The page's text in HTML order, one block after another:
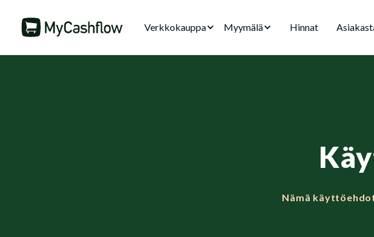
Verkkokauppa Myymälä Hinnat
Nämä